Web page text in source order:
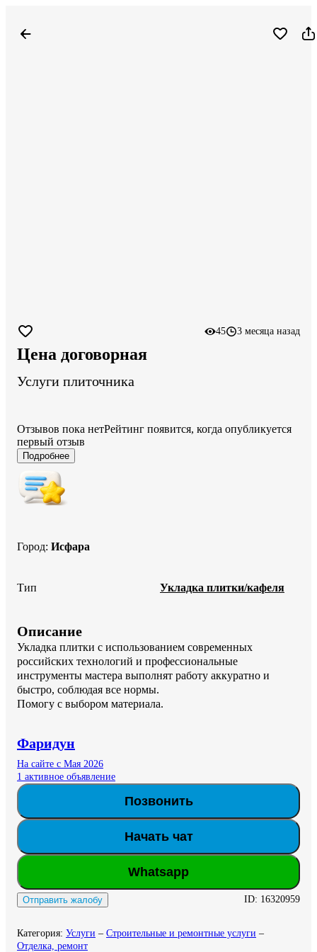
45 3 месяца назад
Цена договорная
Услуги плиточника
Отзывов пока нетРейтинг появится, когда опубликуется
первый отзыв
Подробнее
Город: Исфара
Тип Укладка плитки/кафеля
Описание
Укладка плитки с использованием современных
российских технологий и профессиональные
инструменты мастера выполнят работу аккуратно и
быстро, соблюдая все нормы.
Помогу с выбором материала.
Фаридун
На сайте с Мая 2026
1 активное объявление
Позвонить
Начать чат
Whatsapp
Отправить жалобу ID: 16320959
Категория: Услуги – Строительные и ремонтные услуги –
Отделка, ремонт